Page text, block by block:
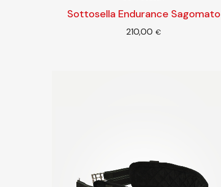
Sottosella Endurance Sagomato
210,00 €